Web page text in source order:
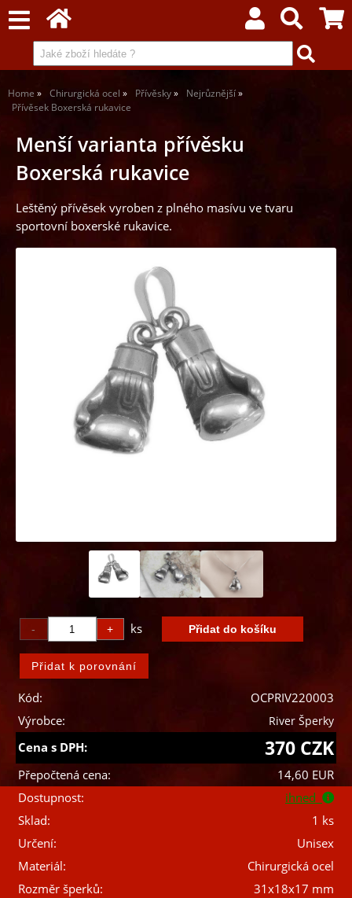
Home Chirurgická ocel Přívěsky
Nejrůznější
Přívěsek Boxerská rukavice
Menší varianta přívěsku
Boxerská rukavice
Leštěný přívěsek vyroben z plného masívu ve tvaru
sportovní boxerské rukavice.
ks
Kód:
OCPRIV220003
Výrobce:
River Šperky
Cena s DPH: 370 CZK
Přepočtená cena:
14,60 EUR
Dostupnost:
ihned
Sklad:
1 ks
Určení:
Unisex
Materiál:
Chirurgická ocel
Rozměr šperků:
31x18x17 mm